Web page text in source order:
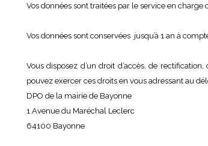
Vos données sont traitées par le service en
Vos données sont conservées jusqu’à 1 an à
Vous disposez d’un droit d’accès, de
pouvez exercer ces droits en vous adressant au
DPO de la mairie de Bayonne
1 Avenue du Maréchal Leclerc
64100 Bayonne